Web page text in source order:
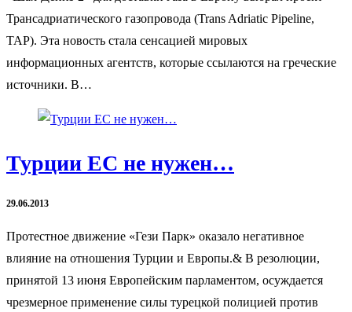
Трансадриатического газопровода (Trans Adriatic Pipeline,
TAP). Эта новость стала сенсацией мировых
информационных агентств, которые ссылаются на греческие
источники. В…
Турции ЕС не нужен…
29.06.2013
Протестное движение «Гези Парк» оказало негативное
влияние на отношения Турции и Европы.& В резолюции,
принятой 13 июня Европейским парламентом, осуждается
чрезмерное применение силы турецкой полицией против